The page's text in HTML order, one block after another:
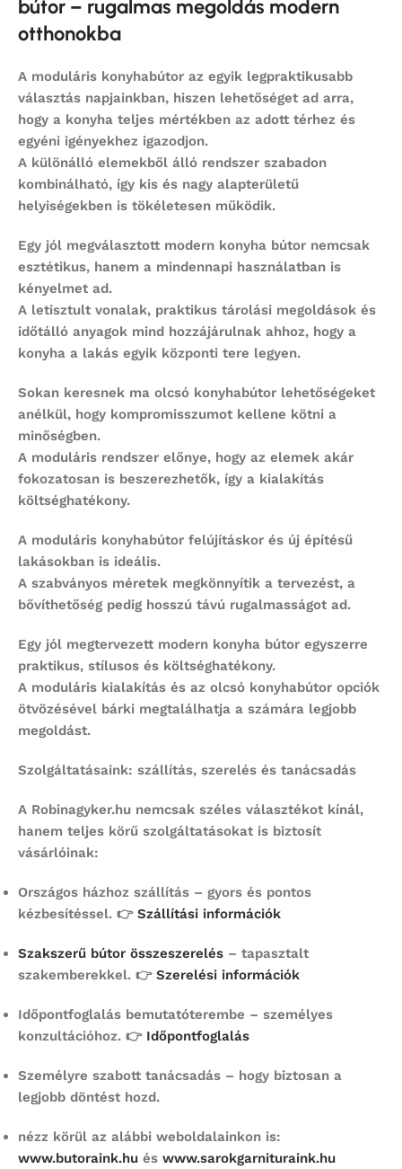
bútor – rugalmas megoldás modern
otthonokba
A moduláris konyhabútor az egyik legpraktikusabb
választás napjainkban, hiszen lehetőséget ad arra,
hogy a konyha teljes mértékben az adott térhez és
egyéni igényekhez igazodjon.
A különálló elemekből álló rendszer szabadon
kombinálható, így kis és nagy alapterületű
helyiségekben is tökéletesen működik.
Egy jól megválasztott modern konyha bútor nemcsak
esztétikus, hanem a mindennapi használatban is
kényelmet ad.
A letisztult vonalak, praktikus tárolási megoldások és
időtálló anyagok mind hozzájárulnak ahhoz, hogy a
konyha a lakás egyik központi tere legyen.
Sokan keresnek ma olcsó konyhabútor lehetőségeket
anélkül, hogy kompromisszumot kellene kötni a
minőségben.
A moduláris rendszer előnye, hogy az elemek akár
fokozatosan is beszerezhetők, így a kialakítás
költséghatékony.
A moduláris konyhabútor felújításkor és új építésű
lakásokban is ideális.
A szabványos méretek megkönnyítik a tervezést, a
bővíthetőség pedig hosszú távú rugalmasságot ad.
Egy jól megtervezett modern konyha bútor egyszerre
praktikus, stílusos és költséghatékony.
A moduláris kialakítás és az olcsó konyhabútor opciók
ötvözésével bárki megtalálhatja a számára legjobb
megoldást.
Szolgáltatásaink: szállítás, szerelés és tanácsadás
A Robinagyker.hu nemcsak széles választékot kínál,
hanem teljes körű szolgáltatásokat is biztosít
vásárlóinak:
Országos házhoz szállítás – gyors és pontos
kézbesítéssel. 👉 Szállítási információk
Szakszerű bútor összeszerelés – tapasztalt
szakemberekkel. 👉 Szerelési információk
Időpontfoglalás bemutatóterembe – személyes
konzultációhoz. 👉 Időpontfoglalás
Személyre szabott tanácsadás – hogy biztosan a
legjobb döntést hozd.
nézz körül az alábbi weboldalainkon is:
www.butoraink.hu és www.sarokgarnituraink.hu